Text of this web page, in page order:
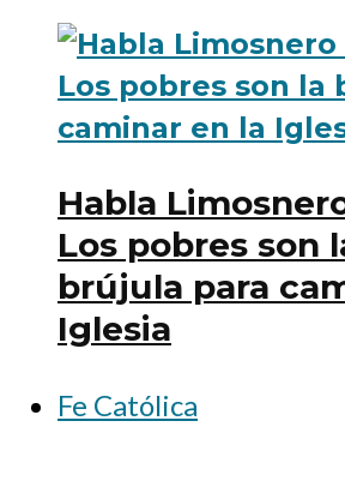
Habla
Los pobres son
brújula para
Iglesia
Fe Católica